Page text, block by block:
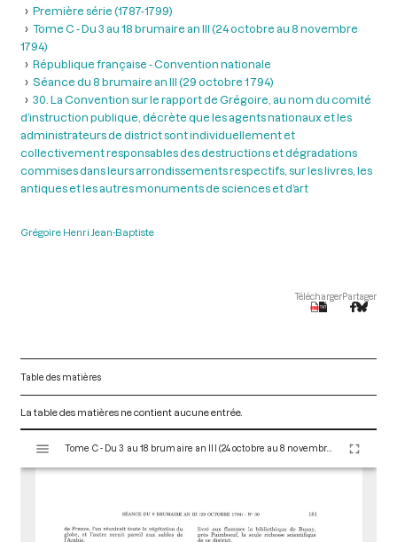
Première série (1787-1799)
Tome C - Du 3 au 18 brumaire an III (24 octobre au 8 novembre
1794)
République française - Convention nationale
Séance du 8 brumaire an III (29 octobre 1 794)
30. La Convention sur le rapport de Grégoire, au nom du comité
d’instruction publique, décrète que les agents nationaux et les
administrateurs de district sont individuellement et
collectivement responsables des destructions et dégradations
commises dans leurs arrondissements respectifs, sur les livres, les
antiques et les autres monuments de sciences et d’art
Grégoire Henri Jean-Baptiste
TéléchargerPartager
Table des matières
La table des matières ne contient aucune entrée.
s